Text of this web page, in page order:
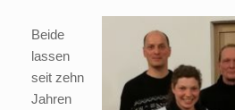
Beide
lassen
seit zehn
Jahren